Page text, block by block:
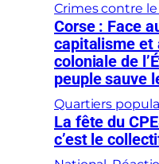
Crimes contre
Corse : Face
capitalisme et
coloniale de
peuple sauve
Quartiers
La fête du
c’est le